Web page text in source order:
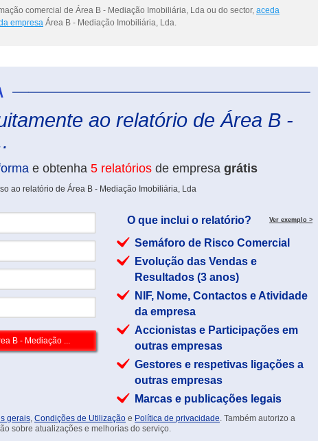
comercial de Área B - Mediação Imobiliária, Lda ou do sector, aceda
empresa Área B - Mediação Imobiliária, Lda.
ao relatório de Área B -
e obtenha 5 relatórios de empresa grátis
ao relatório de Área B - Mediação Imobiliária, Lda
O que inclui o relatório? Ver exemplo >
Semáforo de Risco Comercial
Evolução das Vendas e
Resultados (3 anos)
NIF, Nome, Contactos e Atividade
da empresa
Accionistas e Participações em
outras empresas
Gestores e respetivas ligações a
outras empresas
Marcas e publicações legais
gerais, Condições de Utilização e Política de privacidade. Também autorizo a
sobre atualizações e melhorias do serviço.